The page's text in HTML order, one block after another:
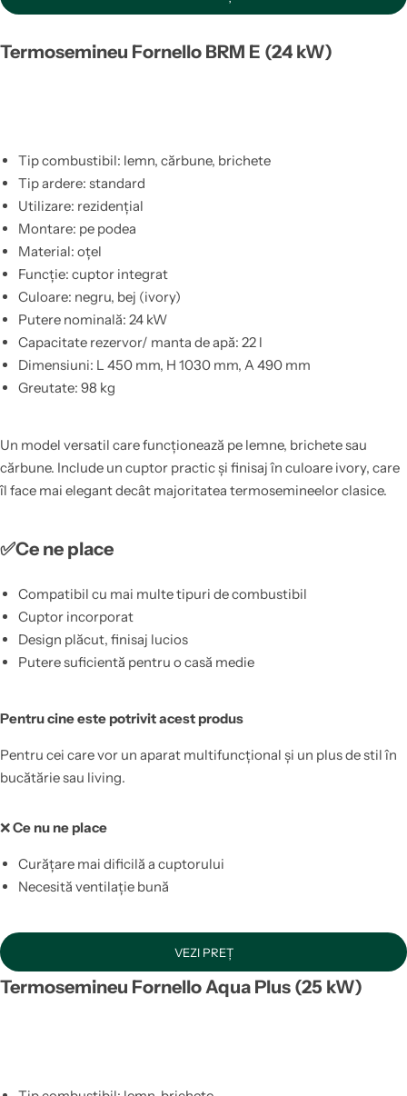
Termosemineu Fornello BRM E (24 kW)
Tip combustibil: lemn, cărbune, brichete
Tip ardere: standard
Utilizare: rezidențial
Montare: pe podea
Material: oțel
Funcție: cuptor integrat
Culoare: negru, bej (ivory)
Putere nominală: 24 kW
Capacitate rezervor/ manta de apă: 22 l
Dimensiuni: L 450 mm, H 1030 mm, A 490 mm
Greutate: 98 kg
Un model versatil care funcționează pe lemne, brichete sau
cărbune. Include un cuptor practic și finisaj în culoare ivory, care
îl face mai elegant decât majoritatea termosemineelor clasice.
✅Ce ne place
Compatibil cu mai multe tipuri de combustibil
Cuptor incorporat
Design plăcut, finisaj lucios
Putere suficientă pentru o casă medie
Pentru cine este potrivit acest produs
Pentru cei care vor un aparat multifuncțional și un plus de stil în
bucătărie sau living.
❌Ce nu ne place
Curățare mai dificilă a cuptorului
Necesită ventilație bună
VEZI PREȚ
Termosemineu Fornello Aqua Plus (25 kW)